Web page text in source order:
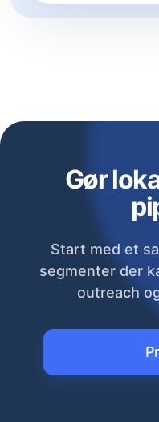
Gør
Start med et
segmenter der
outreach